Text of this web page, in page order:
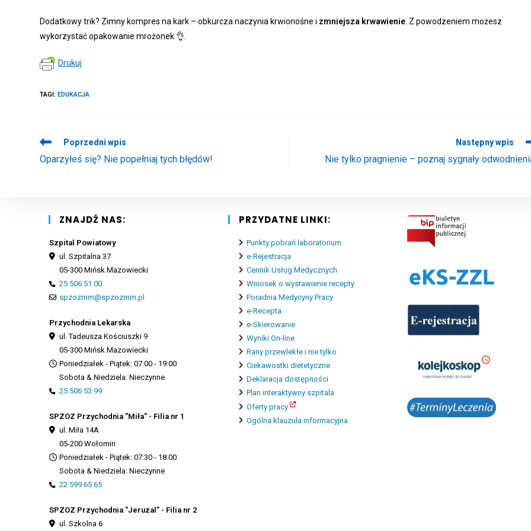
Dodatkowy trik? Zimny kompres na kark – obkurcza naczynia krwionośne i zmniejsza krwawienie . Z powodzeniem możesz
wykorzystać opakowanie mrożonek 👌
Drukuj
TAGI:EDUKACJA
Read
articles
Poprzedni wpis
Oparzyłeś się? Nie popełniaj tych błędów!
Następny wpis
Nie tylko pragnienie – poznaj sygnały
ZNAJDŹ NAS:
Szpital Powiatowy
ul. Szpitalna 37
05-300 Mińsk Mazowiecki
25 506 51 00
spzozmm@spzozmm.pl
Przychodnia Lekarska
ul. Tadeusza Kościuszki 9
05-300 Mińsk Mazowiecki
Poniedziałek - Piątek: 07:00 - 19:00
Sobota & Niedziela: Nieczynne
25 506 53 99
SPZOZ Przychodnia "Miła" - Filia nr 1
ul. Miła 14A
05-200 Wołomin
Poniedziałek - Piątek: 07:30 - 18:00
Sobota & Niedziela: Nieczynne
22 599 65 65
SPZOZ Przychodnia "Jeruzal" - Filia nr 2
ul. Szkolna 6
PRZYDATNE LINKI:
Punkty pobrań laboratorium
e-Rejestracja
Cennik Usług Medycznych
Wniosek o wystawienie recepty
Poradnia Medycyny Pracy
e-Recepta
e-Skierowanie
Wyniki On-line
Rany przewlekłe i nie tylko
Ciekawostki dietetyczne
Deklaracja dostępności
Plan interaktywny szpitala
Oferty pracy
Ogólna klauzula informacyjna